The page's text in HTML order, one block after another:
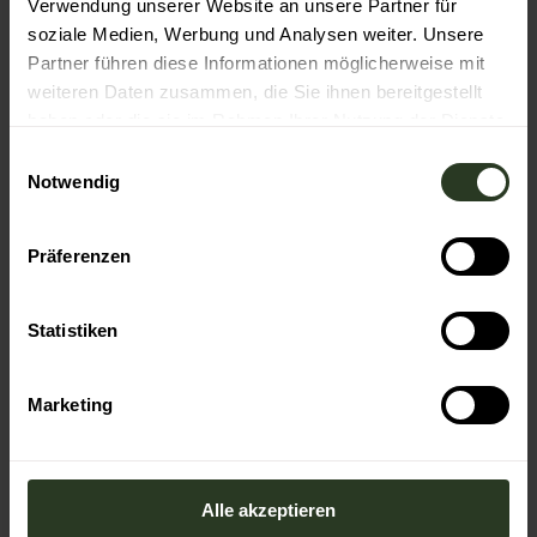
Verwendung unserer Website an unsere Partner für
soziale Medien, Werbung und Analysen weiter. Unsere
Partner führen diese Informationen möglicherweise mit
weiteren Daten zusammen, die Sie ihnen bereitgestellt
Notwendig
Präferenzen
Statistiken
Marketing
Alle akzeptieren
Gut zu wissen
Facebook